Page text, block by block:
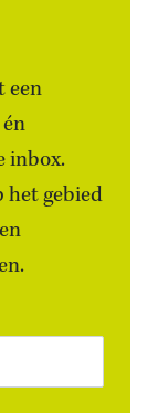
een
inbox.
het gebied